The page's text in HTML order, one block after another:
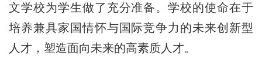
文学校为学生做了充分准备。学校的使命在于
培养兼具家国情怀与国际竞争力的未来创新型
人才，塑造面向未来的高素质人才。